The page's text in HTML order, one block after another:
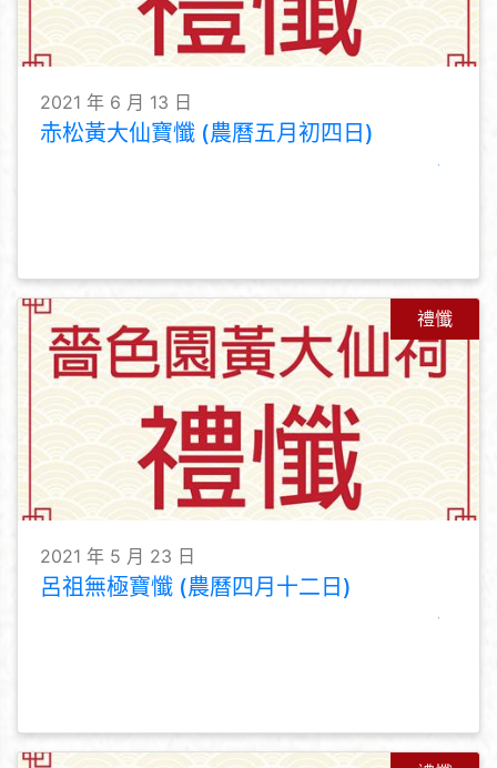
2021 年 6 月 13 日
赤松黃大仙寶懺 (農曆五月初四日)
禮懺
2021 年 5 月 23 日
呂祖無極寶懺 (農曆四月十二日)